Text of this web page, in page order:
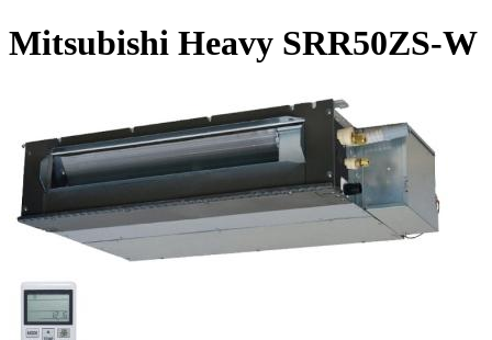
Mitsubishi Heavy SRR50ZS-W